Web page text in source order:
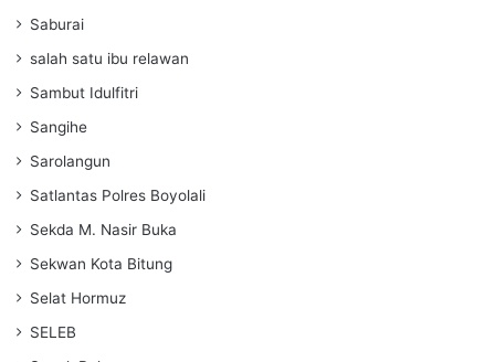
Saburai
salah satu ibu relawan
Sambut Idulfitri
Sangihe
Sarolangun
Satlantas Polres Boyolali
Sekda M. Nasir Buka
Sekwan Kota Bitung
Selat Hormuz
SELEB